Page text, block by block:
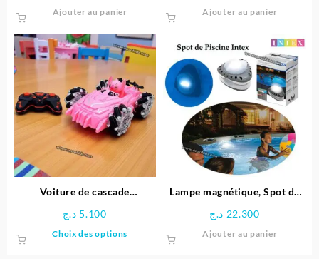
Ajouter au panier Ajouter au panier
Voiture de cascade
5.100 د.ج
Choix des options
Lampe magnétique, Spot de
22.300 د.ج
Ajouter au panier